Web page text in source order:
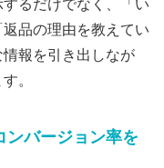
るだけでなく、「い
品の理由を教えてい
報を引き出しなが
。
ンバージョン率を